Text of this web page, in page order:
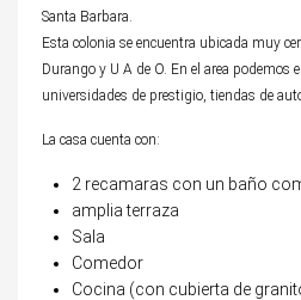
Santa Barbara.
Esta colonia se encuentra ubicada muy
Durango y U A de O. En el area podemos
universidades de prestigio, tiendas de
La casa cuenta con:
2 recamaras con un baño
amplia terraza
Sala
Comedor
Cocina (con cubierta de